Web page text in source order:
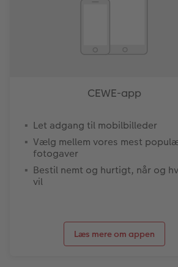
CEWE-app
Let adgang til mobilbilleder
Vælg mellem vores mest
fotogaver
Bestil nemt og hurtigt, når og
vil
Læs mere om appen